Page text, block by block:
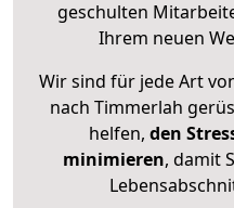
geschulten
Ihrem neuen
Wir sind für jede Art
nach Timmerlah
helfen, den
minimieren, damit